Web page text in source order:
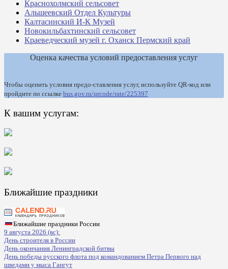
Краснохолмский сельсовет
Альшеевский Отдел Культуры
Калтасинский И-К Музей
Новокильбахтинский сельсовет
Краеведческий музей г. Оханск Пермский край
Оценка качества условий предоставления услуг
Чтобы оценить условия предо-ставления услуг, используйте QR-код или
пройдите по ссылке bus.gov.ru/qrcode/rate/225397
К вашим услугам:
Ближайшие праздники
Ближайшие праздники России
9 августа 2026 (вс):
День строителя в России
День окончания Ленинградской битвы
День победы русского флота под командованием Петра Первого над
шведами у мыса Гангут